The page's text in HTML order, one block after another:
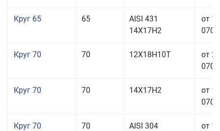
Круг 65 65
AISI 431
14Х17Н2
от
Круг 70 70 12Х18Н10Т
от
Круг 70 70 14Х17Н2
от
Круг 70 70
AISI 304
от